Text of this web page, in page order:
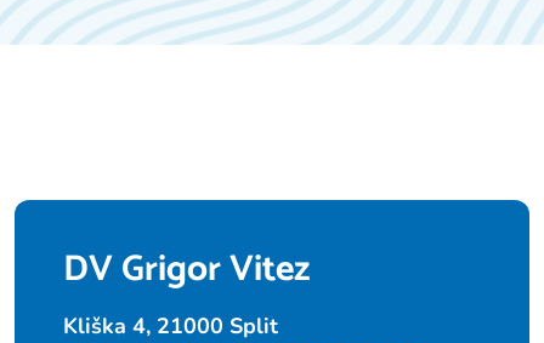
DV Grigor Vitez
Kliška 4, 21000 Split